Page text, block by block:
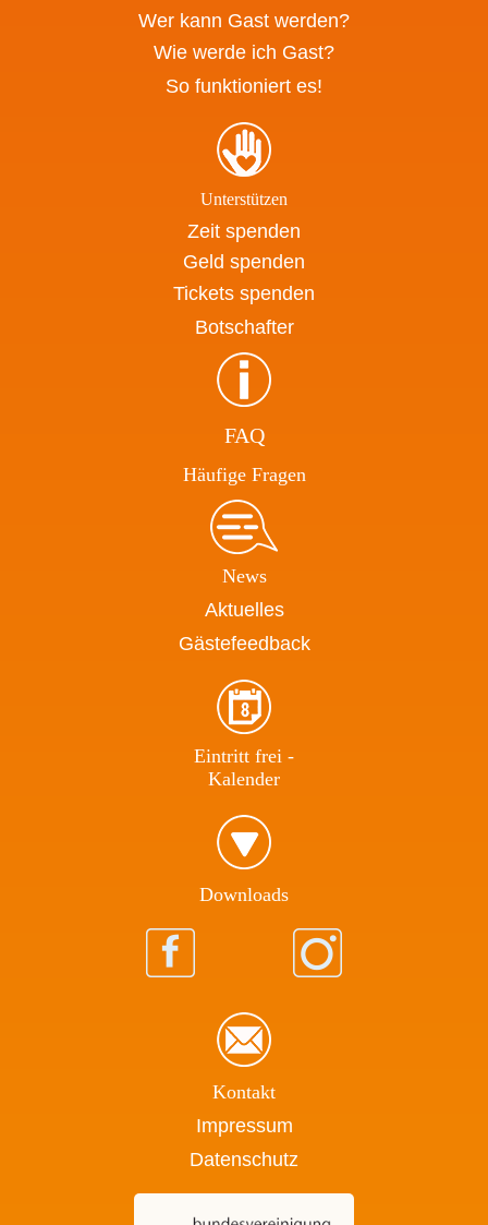
Wer kann Gast werden?
Wie werde ich Gast?
So funktioniert es!
Unterstützen
Zeit spenden
Geld spenden
Tickets spenden
Botschafter
FAQ
Häufige Fragen
News
Aktuelles
Gästefeedback
Eintritt frei -
Kalender
Download​s
Kontakt
Impressum
Datenschutz